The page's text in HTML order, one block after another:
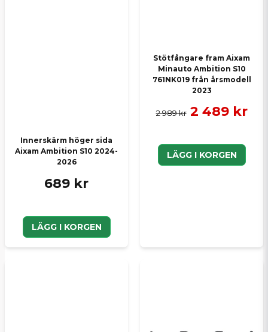
Innerskärm höger sida
Aixam Ambition S10 2024-
2026
689 kr
LÄGG I KORGEN
Stötfångare fram Aixam
Minauto Ambition S10
761NK019 från årsmodell
2023
2 989 kr 2 489 kr
LÄGG I KORGEN